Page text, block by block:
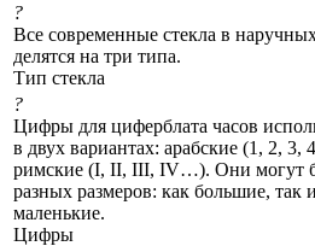
?
Все современные стекла в
делятся на три типа.
Тип стекла
?
Цифры для циферблата часов
в двух вариантах: арабские (1, 2,
римские (I, II, III, IV…). Они могут
разных размеров: как большие, так и
маленькие.
Цифры